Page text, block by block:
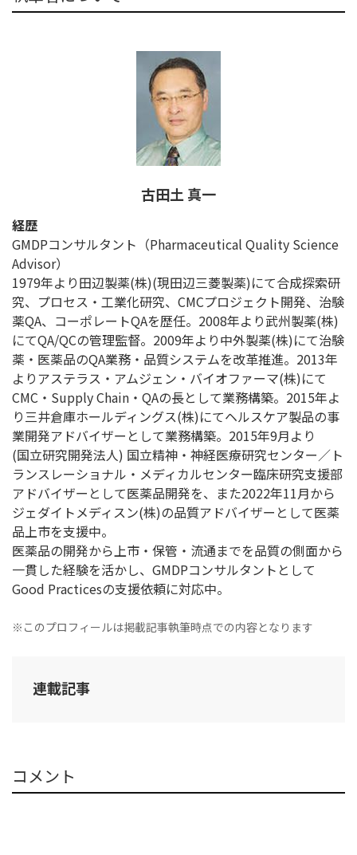
古田土 真一
経歴
GMDPコンサルタント（Pharmaceutical Quality Science
Advisor）
1979年より田辺製薬(株)(現田辺三菱製薬)にて合成探索研
究、プロセス・工業化研究、CMCプロジェクト開発、治験
薬QA、コーポレートQAを歴任。2008年より武州製薬(株)
にてQA/QCの管理監督。2009年より中外製薬(株)にて治験
薬・医薬品のQA業務・品質システムを改革推進。2013年
よりアステラス・アムジェン・バイオファーマ(株)にて
CMC・Supply Chain・QAの長として業務構築。2015年よ
り三井倉庫ホールディングス(株)にてヘルスケア製品の事
業開発アドバイザーとして業務構築。2015年9月より
(国立研究開発法人) 国立精神・神経医療研究センター／ト
ランスレーショナル・メディカルセンター臨床研究支援部
アドバイザーとして医薬品開発を、また2022年11月から
ジェダイトメディスン(株)の品質アドバイザーとして医薬
品上市を支援中。
医薬品の開発から上市・保管・流通までを品質の側面から
一貫した経験を活かし、GMDPコンサルタントとして
Good Practicesの支援依頼に対応中。
※このプロフィールは掲載記事執筆時点での内容となります
連載記事
コメント